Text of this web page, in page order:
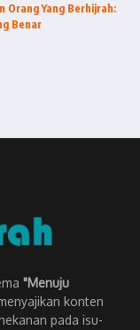
Orang Yang Berhijrah:
Benar
"Menuju
konten
pada isu-